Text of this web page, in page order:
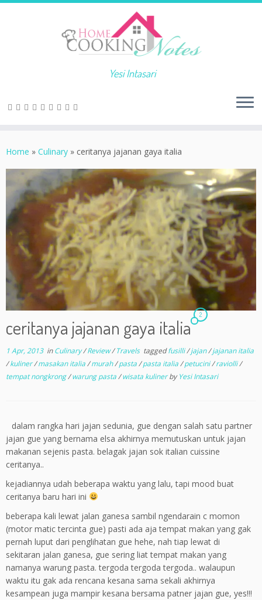
Yesi Intasari
Home » Culinary » ceritanya jajanan gaya italia
ceritanya jajanan gaya italia
2
1 Apr, 2013inCulinary/Review/Travels taggedfusilli/jajan/jajanan italia
/kuliner/masakan italia/murah/pasta/pasta italia/petucini/raviolli/
tempat nongkrong/warung pasta/wisata kulinerbyYesi Intasari
dalam rangka hari jajan sedunia, gue dengan salah satu partner
jajan gue yang bernama elsa akhirnya memutuskan untuk jajan
makanan sejenis pasta. belagak jajan sok italian cuissine
ceritanya..
kejadiannya udah beberapa waktu yang lalu, tapi mood buat
ceritanya baru hari ini
beberapa kali lewat jalan ganesa sambil ngendarain c momon
(motor matic tercinta gue) pasti ada aja tempat makan yang gak
pernah luput dari penglihatan gue hehe, nah tiap lewat di
sekitaran jalan ganesa, gue sering liat tempat makan yang
namanya warung pasta. tergoda tergoda tergoda.. walaupun
waktu itu gak ada rencana kesana sama sekali akhirnya
kesampean juga mampir kesana bersama patner jajan gue, yes!!!